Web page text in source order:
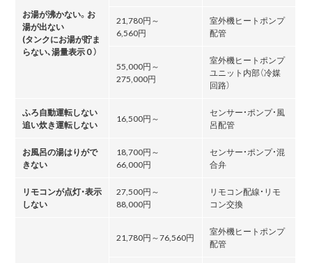
お湯が沸かない。お
湯が出ない
(タンクにお湯が貯ま
らない､湯量表示０）
21,780円～
6,560円
室外機ヒートポンプ
配管
55,000円～
275,000円
室外機ヒートポンプ
ユニット内部（冷媒
回路）
ふろ自動運転しない
追い炊き運転しない
16,500円～
センサー・ポンプ・風
呂配管
お風呂の湯はりがで
きない
18,700円～
66,000円
センサー・ポンプ・混
合弁
リモコンが点灯・表示
しない
27,500円～
88,000円
リモコン配線・リモ
コン交換
21,780円～76,560円
室外機ヒートポンプ
配管